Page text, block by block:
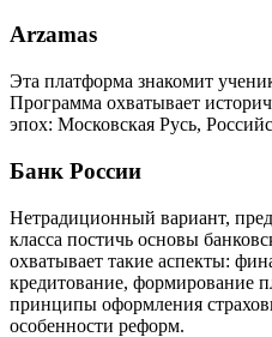
Arzamas
Эта платформа знакомит
Программа охватывает
эпох: Московская Русь,
Банк России
Нетрадиционный вариант,
класса постичь основы
охватывает такие аспекты:
кредитование, формирование
принципы оформления
особенности реформ.